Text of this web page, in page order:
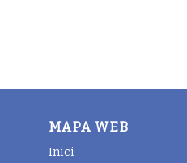
MAPA WEB
Inici